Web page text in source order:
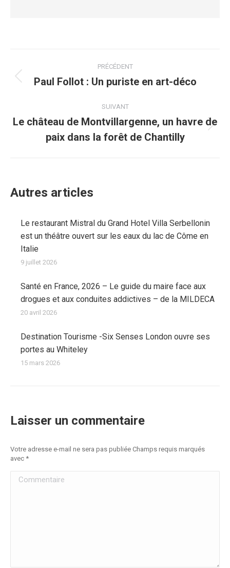
article
PRÉCÉDENT
Article
:
Paul Follot : Un puriste en art-déco
SUIVANT
Article
suivant
Le château de Montvillargenne, un havre de
paix dans la forêt de Chantilly
Autres articles
Le restaurant Mistral du Grand Hotel Villa Serbellonin
est un théâtre ouvert sur les eaux du lac de Côme en
Italie
9 juillet 2026
Santé en France, 2026 – Le guide du maire face aux
drogues et aux conduites addictives – de la MILDECA
20 avril 2026
Destination Tourisme -Six Senses London ouvre ses
portes au Whiteley
15 mars 2026
Laisser un commentaire
Votre adresse e-mail ne sera pas publiée Champs requis marqués
avec *
Commentaire